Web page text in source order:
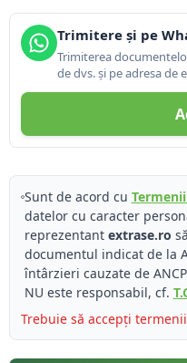
Trimitere și pe
Trimiterea
de dvs. și pe adresa de
Sunt de acord cu
datelor cu caracter
reprezentant extrase.ro
documentul indicat de la
întârzieri cauzate de
NU este responsabil, cf.
Trebuie să accepți